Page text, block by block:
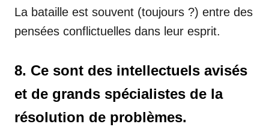
La bataille est souvent (toujours ?) entre des
pensées conflictuelles dans leur esprit.
8. Ce sont des intellectuels avisés
et de grands spécialistes de la
résolution de problèmes.